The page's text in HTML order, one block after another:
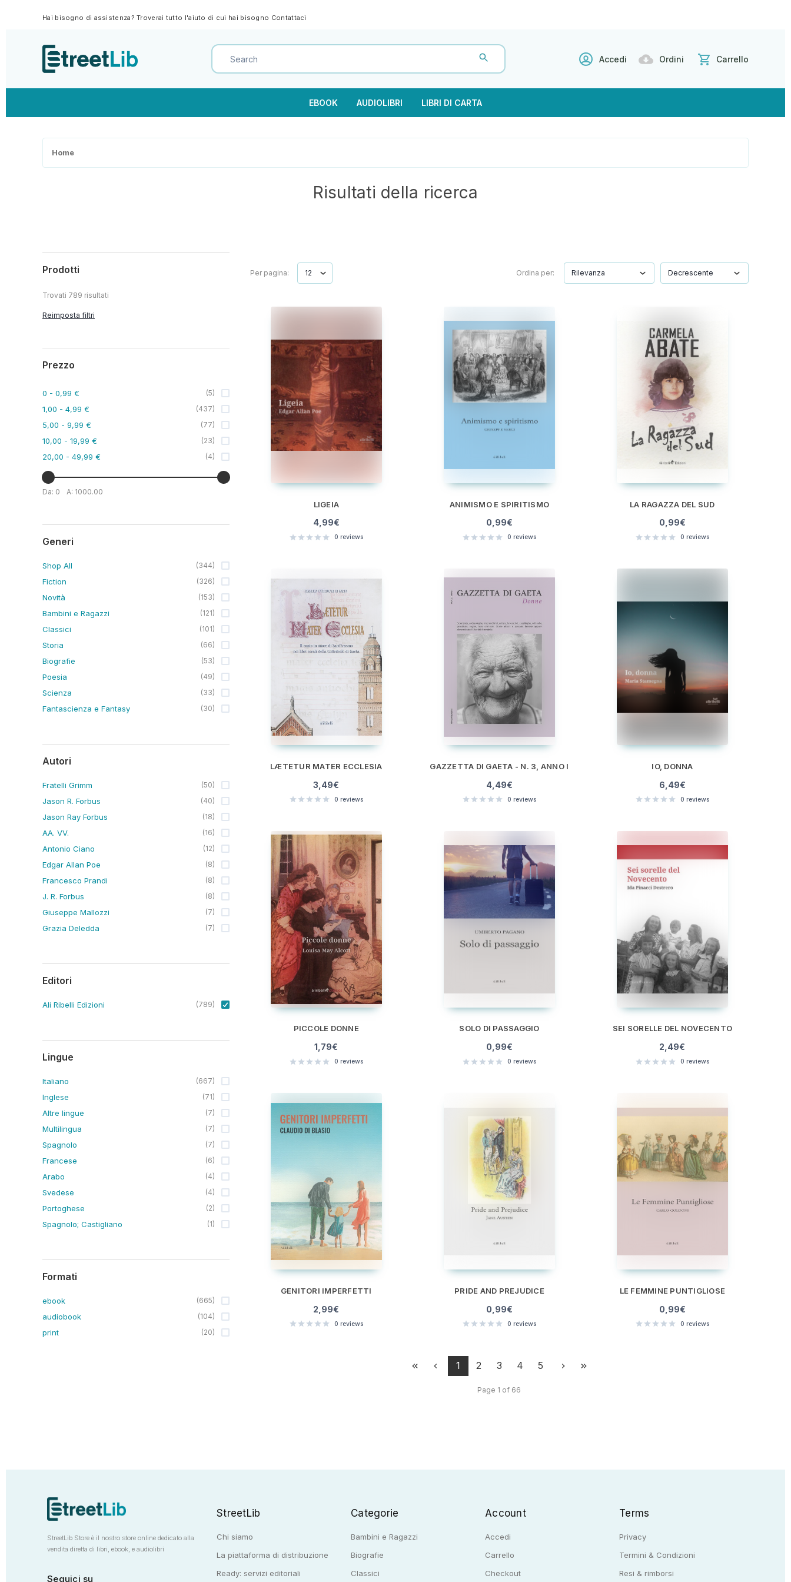
Hai bisogno di assistenza? Troverai tutto l'aiuto di cui hai bisogno Contattaci
Accedi Ordini Carrello
EBOOK AUDIOLIBRI LIBRI DI CARTA
Home
Risultati della ricerca
Prodotti
Trovati 789 risultati
Reimposta filtri
Prezzo
0 - 0,99 € (5)
1,00 - 4,99 € (437)
5,00 - 9,99 € (77)
10,00 - 19,99 € (23)
20,00 - 49,99 € (4)
Da: 0 A: 1000.00
Generi
Shop All (344)
Fiction (326)
Novità (153)
Bambini e Ragazzi (121)
Classici (101)
Storia (66)
Biografie (53)
Poesia (49)
Scienza (33)
Fantascienza e Fantasy (30)
Autori
Fratelli Grimm (50)
Jason R. Forbus (40)
Jason Ray Forbus (18)
AA. VV. (16)
Antonio Ciano (12)
Edgar Allan Poe (8)
Francesco Prandi (8)
J. R. Forbus (8)
Giuseppe Mallozzi (7)
Grazia Deledda (7)
Editori
Ali Ribelli Edizioni (789)
Lingue
Italiano (667)
Inglese (71)
Altre lingue (7)
Multilingua (7)
Spagnolo (7)
Francese (6)
Arabo (4)
Svedese (4)
Portoghese (2)
Spagnolo; Castigliano (1)
Formati
ebook (665)
audiobook (104)
print (20)
Per pagina: Ordina per:
LIGEIA
4,99€
0 reviews
ANIMISMO E SPIRITISMO
0,99€
0 reviews
LA RAGAZZA DEL SUD
0,99€
0 reviews
LÆTETUR MATER ECCLESIA
3,49€
0 reviews
GAZZETTA DI GAETA - N. 3, ANNO I
4,49€
0 reviews
IO, DONNA
6,49€
0 reviews
PICCOLE DONNE
1,79€
0 reviews
SOLO DI PASSAGGIO
0,99€
0 reviews
SEI SORELLE DEL NOVECENTO
2,49€
0 reviews
GENITORI IMPERFETTI
2,99€
0 reviews
PRIDE AND PREJUDICE
0,99€
0 reviews
LE FEMMINE PUNTIGLIOSE
0,99€
0 reviews
1 2 3 4 5
Page 1 of 66
StreetLib Store è il nostro store online dedicato alla
vendita diretta di libri, ebook, e audiolibri
Seguici su
StreetLib
Chi siamo
La piattaforma di distribuzione
Ready: servizi editoriali
Categorie
Bambini e Ragazzi
Biografie
Classici
Account
Accedi
Carrello
Checkout
Terms
Privacy
Termini & Condizioni
Resi & rimborsi